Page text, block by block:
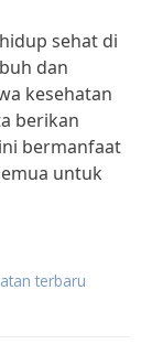
sehat di
dan
kesehatan
berikan
bermanfaat
untuk
terbaru